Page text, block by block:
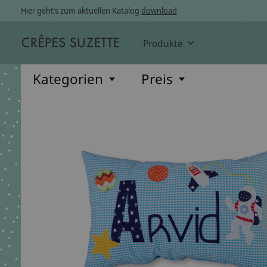
Hier geht’s zum aktuellen Katalog download
Produkte
Kategorien Preis